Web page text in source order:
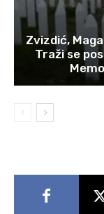
Zvizdić,
Traži se